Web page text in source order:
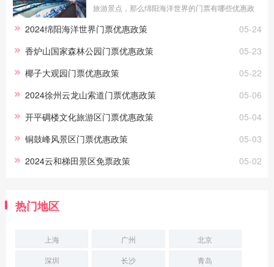
旅游景点，那么绵阳海洋世界的门票有哪些优惠政
起来看看吧！1、免费政策儿童：身高1米(
05-24
2024绵阳海洋世界门票优惠政策
05-23
香炉山国家森林公园门票优惠政策
05-22
椰子大观园门票优惠政策
05-06
2024徐州云龙山索道门票优惠政策
05-04
开平碉楼文化旅游区门票优惠政策
05-03
铜鼓峰风景区门票优惠政策
05-02
2024云和梯田景区免票政策
热门地区
上海 广州
北京
深圳
长沙
青岛